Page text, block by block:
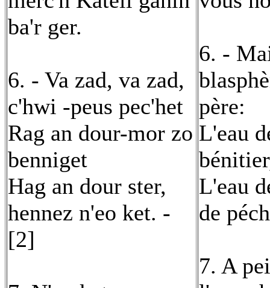
ba'r ger.
6. - Va zad, va zad,
c'hwi -peus pec'het
Rag an dour-mor zo
benniget
Hag an dour ster,
hennez n'eo ket. -
[2]
6. -
père:
L'eau
L'eau
de
7. A